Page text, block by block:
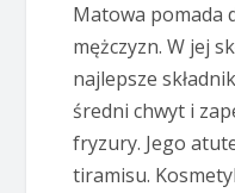
Matowa pomada
mężczyzn. W jej
najlepsze
średni chwyt i
fryzury. Jego
tiramisu.